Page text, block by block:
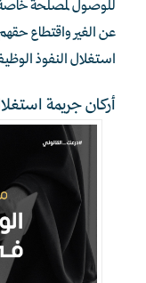
للوصول لمصلحة خاصة
عن الغير واقتطاع
استغلال النفوذ
أركان جريمة